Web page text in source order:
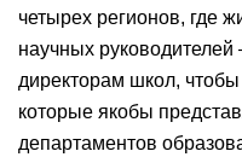
четырех регионов, где
научных
директорам школ,
которые якобы
департаментов